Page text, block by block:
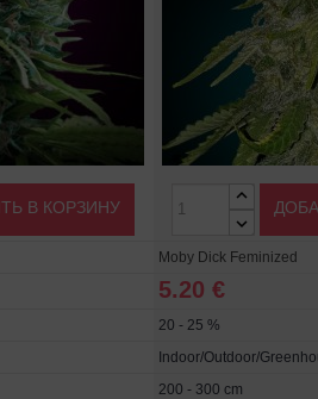
В КОРЗИНУ
Moby Dick Feminized
5.20 €
20 - 25 %
Indoor/Outdoor/
200 - 300 cm